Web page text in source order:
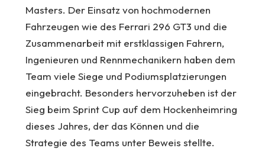
Masters. Der Einsatz von hochmodernen
Fahrzeugen wie des Ferrari 296 GT3 und die
Zusammenarbeit mit erstklassigen Fahrern,
Ingenieuren und Rennmechanikern haben dem
Team viele Siege und Podiumsplatzierungen
eingebracht. Besonders hervorzuheben ist der
Sieg beim Sprint Cup auf dem Hockenheimring
dieses Jahres, der das Können und die
Strategie des Teams unter Beweis stellte.